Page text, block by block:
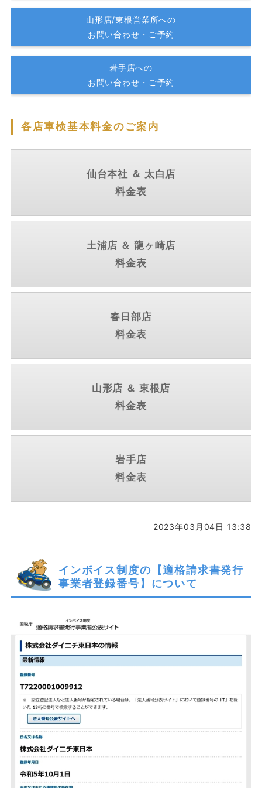
山形店/東根営業所への
お問い合わせ・ご予約
岩手店への
お問い合わせ・ご予約
各店車検基本料金のご案内
仙台本社 ＆ 太白店
料金表
土浦店 ＆ 龍ヶ崎店
料金表
春日部店
料金表
山形店 ＆ 東根店
料金表
岩手店
料金表
2023年03月04日 13:38
インボイス制度の【適格請求書発行
事業者登録番号】について